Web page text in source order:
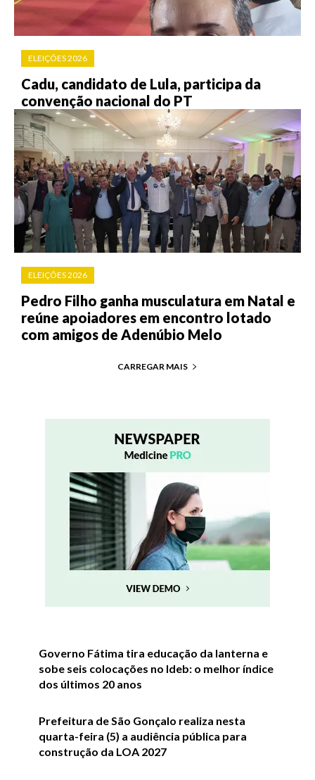
ELEIÇÕES 2026
Cadu, candidato de Lula, participa da
convenção nacional do PT
ELEIÇÕES 2026
Pedro Filho ganha musculatura em Natal e
reúne apoiadores em encontro lotado
com amigos de Adenúbio Melo
CARREGAR MAIS
Governo Fátima tira educação da lanterna e
sobe seis colocações no Ideb: o melhor índice
dos últimos 20 anos
Prefeitura de São Gonçalo realiza nesta
quarta-feira (5) a audiência pública para
construção da LOA 2027